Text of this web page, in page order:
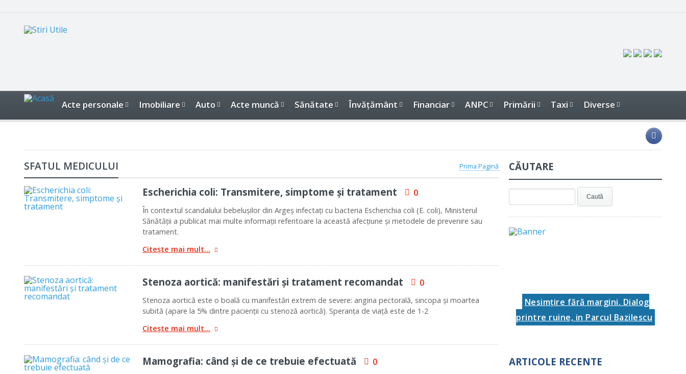
Acte personale Imobiliare Auto Acte muncă Sănătate Învăţământ Financiar ANPC Primării Taxi Diverse
Prima Pagină
SFATUL MEDICULUI
Escherichia coli: Transmitere, simptome şi tratament 0
În contextul scandalului bebeluşilor din Argeş infectaţi cu bacteria Escherichia coli (E. coli), Ministerul
Sănătăţii a publicat mai multe informaţii referitoare la această afecţiune şi metodele de prevenire sau
tratament.
Citește mai mult...
Stenoza aortică: manifestări și tratament recomandat 0
Stenoza aortică este o boală cu manifestări extrem de severe: angina pectorală, sincopa și moartea
subită (apare la 5% dintre pacienții cu stenoză aortică). Speranța de viață este de 1-2
Citește mai mult...
Mamografia: când și de ce trebuie efectuată 0
CĂUTARE
Nesimţire fără margini. Dialog
printre ruine, in Parcul Bazilescu
ARTICOLE RECENTE